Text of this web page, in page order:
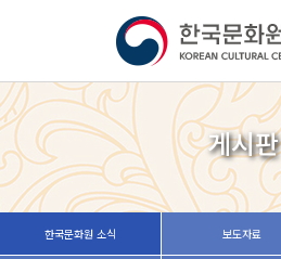
게시판
한국문화원 소식 보도자료